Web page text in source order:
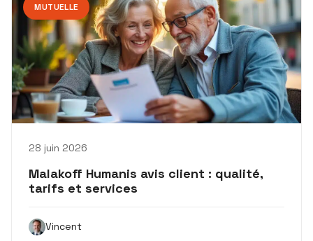
MUTUELLE
28 juin 2026
Malakoff Humanis avis client : qualité,
tarifs et services
Vincent